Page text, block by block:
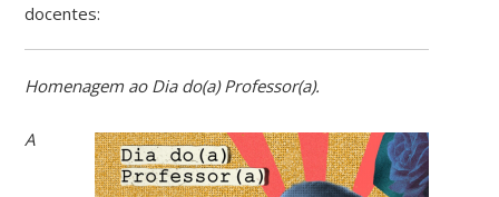
docentes:
Homenagem ao Dia do(a) Professor(a).
A